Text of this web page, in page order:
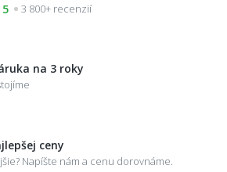
5
3 800+ recenzií
na 3 roky
ceny
Napíšte nám a cenu dorovnáme.